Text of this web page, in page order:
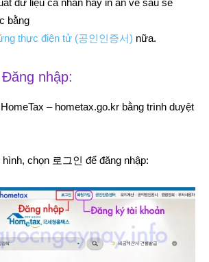
dữ liệu cá nhân hay in ấn về sau sẽ
bằng
thực điện tử (공인인증서) nữa.
nhập:
– hometax.go.kr bằng trình duyệt
chọn 로그인 để đăng nhập: